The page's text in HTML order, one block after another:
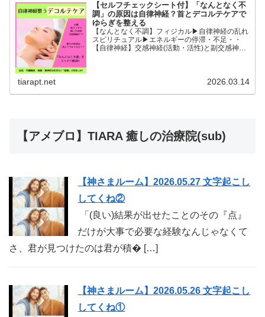
【セルフチェックシート付】「なんとなく不
調」の原因は自律神経？首とデコルテケアで
ゆらぎを整える
【なんとなく不調】フィジカル▶︎自律神経の乱れ
スピリチュアル▶︎エネルギーの停滞・不足・・
【自律神経】交感神経(活動・活性)と副交感神経
tiarapt.net 2026.03.14
【アメブロ】TIARA 癒しの治療院(sub)
【神さまルーム】2026.05.27 文字起こし
してくね②
「(良い)結果が出せたことのその『点』
だけが大事で必要な経験なんじゃなくて
さ、君が見つけたのは君が積� […]
【神さまルーム】2026.05.26 文字起こし
してくね①